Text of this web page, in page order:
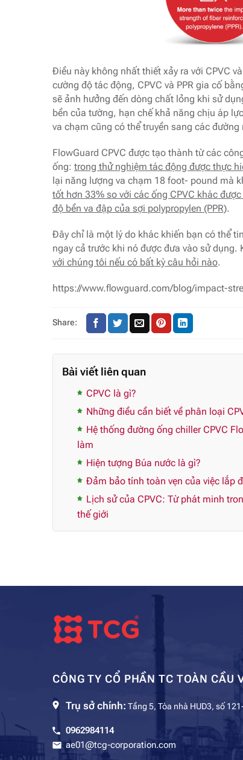
Điều này không nhất thiết xảy ra với CPVC
cường độ tác động, CPVC và PPR gia cố
sẽ ảnh hưởng đến dòng chất lỏng khi sử
bền của tường, hạn chế khả năng chịu áp
va chạm cũng có thể truyền sang các
FlowGuard CPVC được tạo thành từ các
ống: trong thử nghiệm tác động được thực
lại năng lượng va chạm 18 foot- pound mà
tốt hơn 33% so với các ống CPVC khác
độ bền va đập của sợi polypropylen (PPR).
Đây chỉ là một lý do khác khiến bạn có thể
ngay cả trước khi nó được đưa vào sử
với chúng tôi nếu có bất kỳ câu hỏi nào.
https://www.flowguard.com/blog/impact-
Share:
Bài viết liên quan
CPVC là gì?
Những điều cần biết về phân loại
Hệ thống đường ống chiller CPVC
làm
Hiện tượng Búa nước là gì?
Đảm bảo tính toàn vẹn của việc lắp
Lịch sử của CPVC: Từ phát minh
thế giới
CÔNG TY CỔ PHẦN TC TOÀN CẦU
Trụ sở chính: Tầng 5, Tòa nhà HUD3, số
0962984114
ae01@tcg-corporation.com